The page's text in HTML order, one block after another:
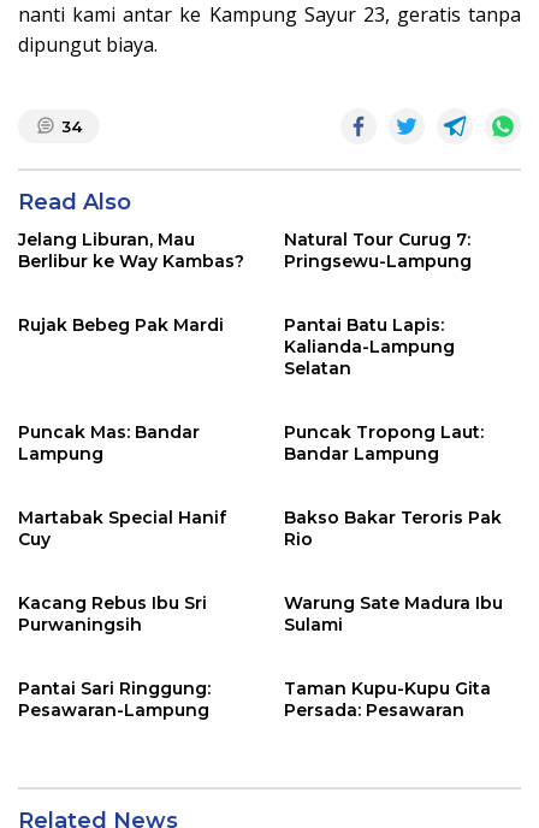
nanti kami antar ke Kampung Sayur 23, geratis tanpa
dipungut biaya.
34
Read Also
Jelang Liburan, Mau
Berlibur ke Way Kambas?
Natural Tour Curug 7:
Pringsewu-Lampung
Rujak Bebeg Pak Mardi
Pantai Batu Lapis:
Kalianda-Lampung
Selatan
Puncak Mas: Bandar
Lampung
Puncak Tropong Laut:
Bandar Lampung
Martabak Special Hanif
Cuy
Bakso Bakar Teroris Pak
Rio
Kacang Rebus Ibu Sri
Purwaningsih
Warung Sate Madura Ibu
Sulami
Pantai Sari Ringgung:
Pesawaran-Lampung
Taman Kupu-Kupu Gita
Persada: Pesawaran
Related News